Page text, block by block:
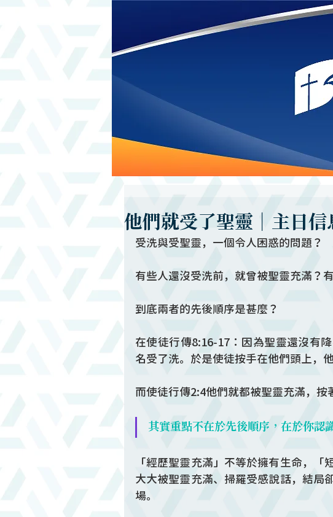
他們就受了聖靈｜主日信
受洗與受聖靈，一個令人困惑的問題？
有些人還沒受洗前，就曾被聖靈充滿？
到底兩者的先後順序是甚麼？
在使徒行傳8:16-17：因為聖靈還沒有
名受了洗。於是使徒按手在他們頭上，
而使徒行傳2:4他們就都被聖靈充滿，按
其實重點不在於先後順序，在於你認
「經歷聖靈充滿」不等於擁有生命，
大大被聖靈充滿、掃羅受感說話，結局
場。